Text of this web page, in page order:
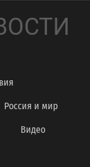
Россия и мир
Видео